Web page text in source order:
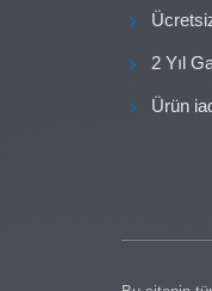
2 Yıl
Ürün